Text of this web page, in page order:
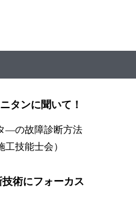
タンに聞いて！
—の故障診断方法
技能士会）
技術にフォーカス